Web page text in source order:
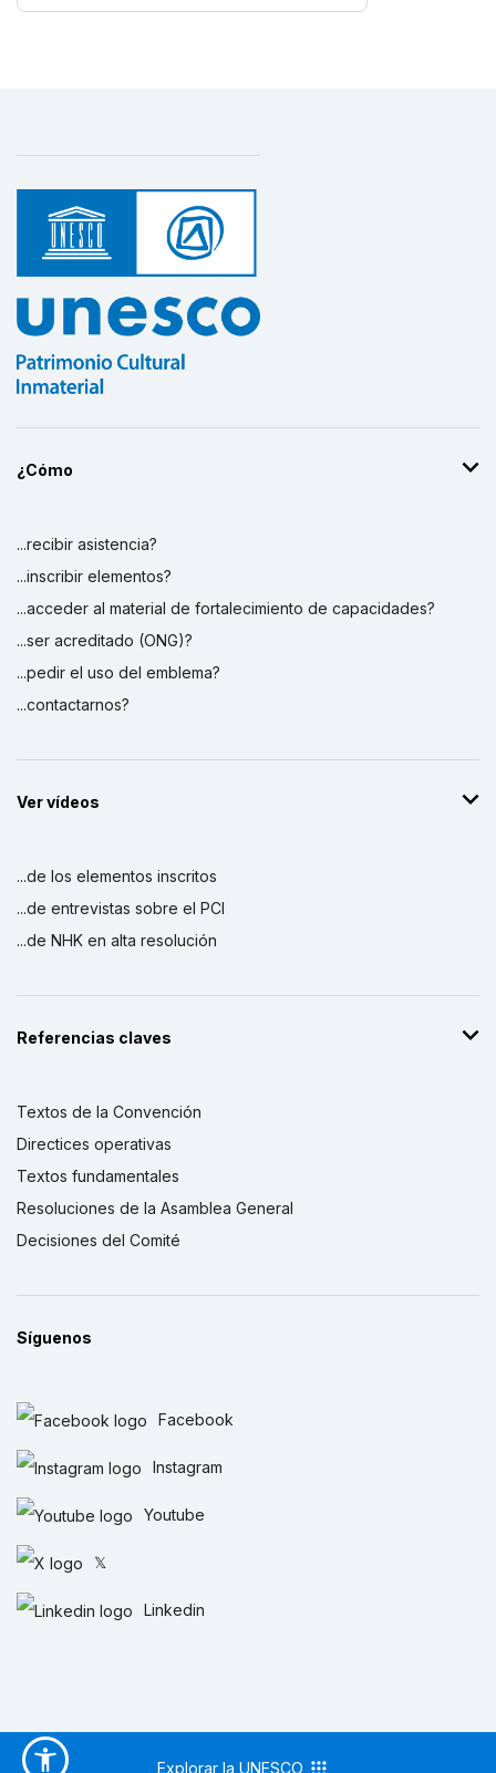
¿Cómo
...recibir asistencia?
...inscribir elementos?
...acceder al material de fortalecimiento de capacidades?
...ser acreditado (ONG)?
...pedir el uso del emblema?
...contactarnos?
Ver vídeos
...de los elementos inscritos
...de entrevistas sobre el PCI
...de NHK en alta resolución
Referencias claves
Textos de la Convención
Directices operativas
Textos fundamentales
Resoluciones de la Asamblea General
Decisiones del Comité
Síguenos
Facebook
Instagram
Youtube
𝕏
Linkedin
Explorar la UNESCO